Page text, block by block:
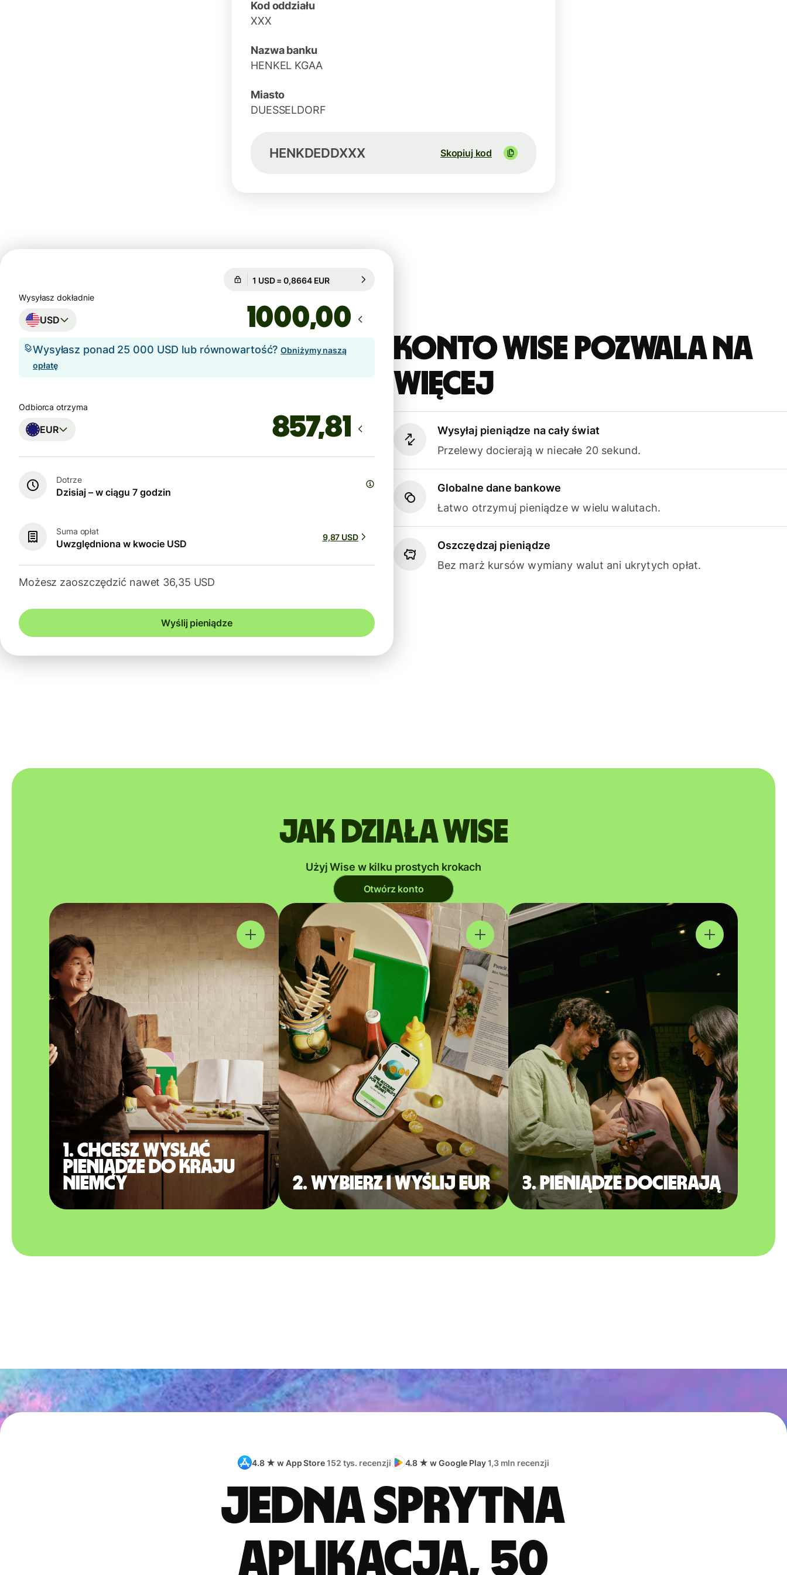
Kod oddziału
XXX
Nazwa banku
HENKEL KGAA
Miasto
DUESSELDORF
HENKDEDDXXX Skopiuj kod
Konto Wise pozwala na
więcej
Wysyłaj pieniądze na cały świat
Przelewy docierają w niecałe 20 sekund.
Globalne dane bankowe
Łatwo otrzymuj pieniądze w wielu walutach.
Oszczędzaj pieniądze
Bez marż kursów wymiany walut ani ukrytych opłat.
Gwarantowany przez 15h
Wysyłasz dokładnie
USD ,00
Wysyłasz ponad 25 000 USD lub równowartość?Obniżymy naszą
opłatę
Odbiorca otrzyma
EUR
Dotrze
Dzisiaj – w ciągu 7 godzin
Suma opłat
Uwzględniona w kwocie USD
9,87 USD
Możesz zaoszczędzić nawet 36,35 USD
Wyślij pieniądze
Jak działa Wise
Użyj Wise w kilku prostych krokach
Otwórz konto
1. Chcesz wysłać
pieniądze do kraju
Niemcy
2. Wybierz i wyślij EUR 3. Pieniądze docierają
4.8 ★ w App Store152 tys. recenzji 4.8 ★ w Google Play1,3 mln recenzji
Jedna sprytna
aplikacja, 50